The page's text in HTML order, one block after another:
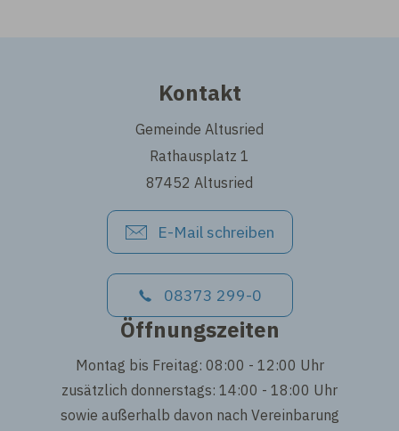
Kontakt
Gemeinde Altusried
Rathausplatz 1
87452 Altusried
E-Mail schreiben
08373 299-0
Öffnungszeiten
Montag bis Freitag: 08:00 - 12:00 Uhr
zusätzlich donnerstags: 14:00 - 18:00 Uhr
sowie außerhalb davon nach Vereinbarung